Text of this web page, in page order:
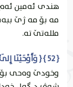
هندى ئه‌مين
مه‌ بۆ مه‌ ژێ
ملله‌تێ ته‌.
{ 52 } { وَأَوْحَيْنَا إِلَىٰ مُوسَىٰ أَنْ أَسْرِ بِعِبَادِي إِنَّكُمْ مُتَّبَعُونَ }
وخودێ وه‌حى